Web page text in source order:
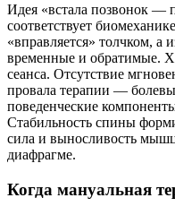
Идея «встала позвонок —
соответствует
«вправляется» толчком,
временные и обратимые.
сеанса. Отсутствие
провала терапии —
поведенческие
Стабильность спины
сила и выносливость
диафрагме.
Когда мануальная